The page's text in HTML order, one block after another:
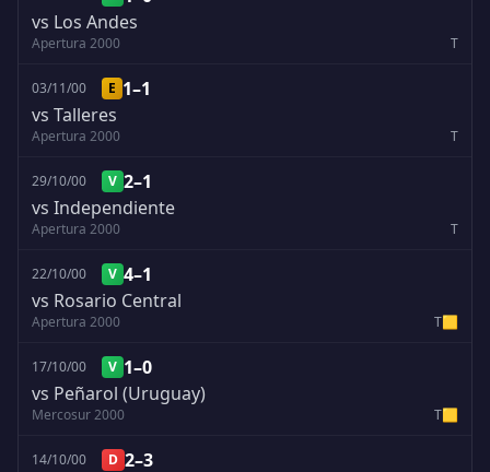
vs Los Andes
Apertura 2000 T
03/11/00 E 1–1
vs Talleres
Apertura 2000 T
29/10/00 V 2–1
vs Independiente
Apertura 2000 T
22/10/00 V 4–1
vs Rosario Central
Apertura 2000 T🟨
17/10/00 V 1–0
vs Peñarol (Uruguay)
Mercosur 2000 T🟨
14/10/00 D 2–3